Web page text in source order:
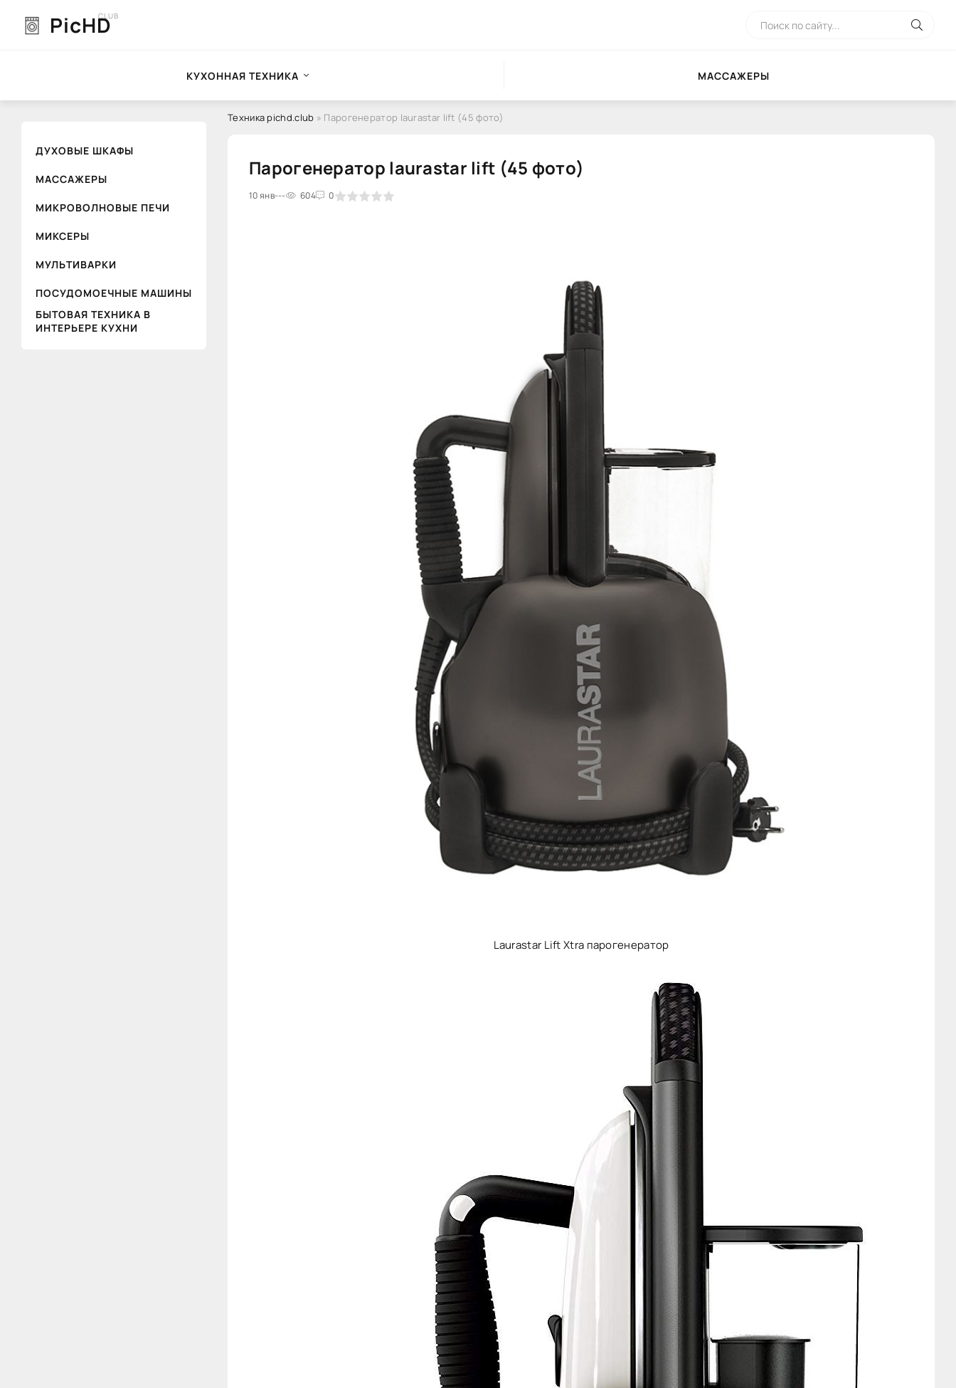
PicHD
CLUB
КУХОННАЯ ТЕХНИКА МАССАЖЕРЫ
ДУХОВЫЕ ШКАФЫ
МАССАЖЕРЫ
МИКРОВОЛНОВЫЕ ПЕЧИ
МИКСЕРЫ
МУЛЬТИВАРКИ
ПОСУДОМОЕЧНЫЕ МАШИНЫ
БЫТОВАЯ ТЕХНИКА В
ИНТЕРЬЕРЕ КУХНИ
Техника pichd.club » Парогенератор laurastar lift (45 фото)
Парогенератор laurastar lift (45 фото)
10 янв--- 604 0
1 2 3 4 5
Laurastar Lift Xtra парогенератор